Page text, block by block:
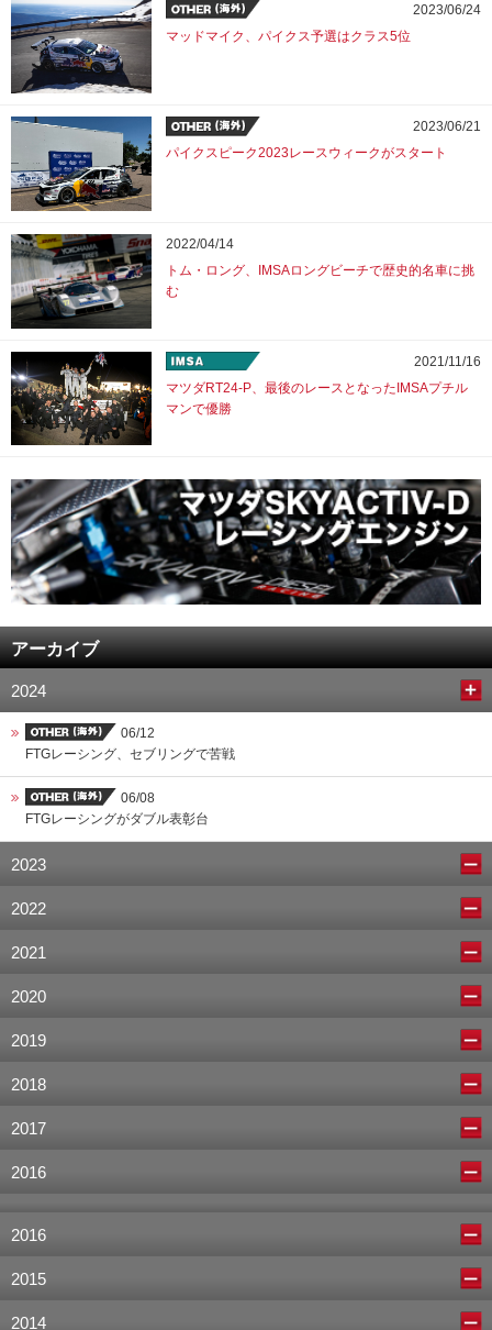
2023/06/24
マッドマイク、パイクス予選はクラス5位
2023/06/21
パイクスピーク2023レースウィークがスタート
2022/04/14
トム・ロング、IMSAロングビーチで歴史的名車に挑
む
2021/11/16
マツダRT24-P、最後のレースとなったIMSAプチル
マンで優勝
アーカイブ
2024
06/12
FTGレーシング、セブリングで苦戦
06/08
FTGレーシングがダブル表彰台
2023
2022
2021
2020
2019
2018
2017
2016
2016
2015
2014